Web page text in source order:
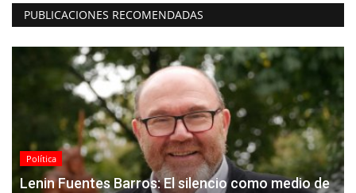
PUBLICACIONES RECOMENDADAS
Política
Lenin Fuentes Barros: El silencio como medio de